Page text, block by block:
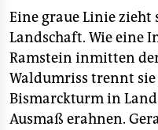
Eine graue Linie
Landschaft. Wie eine
Ramstein inmitten
Waldumriss trennt
Bismarckturm in
Ausmaß erahnen.